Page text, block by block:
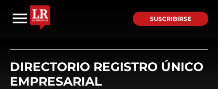
SUSCRIBIRSE
DIRECTORIO REGISTRO ÚNICO
EMPRESARIAL